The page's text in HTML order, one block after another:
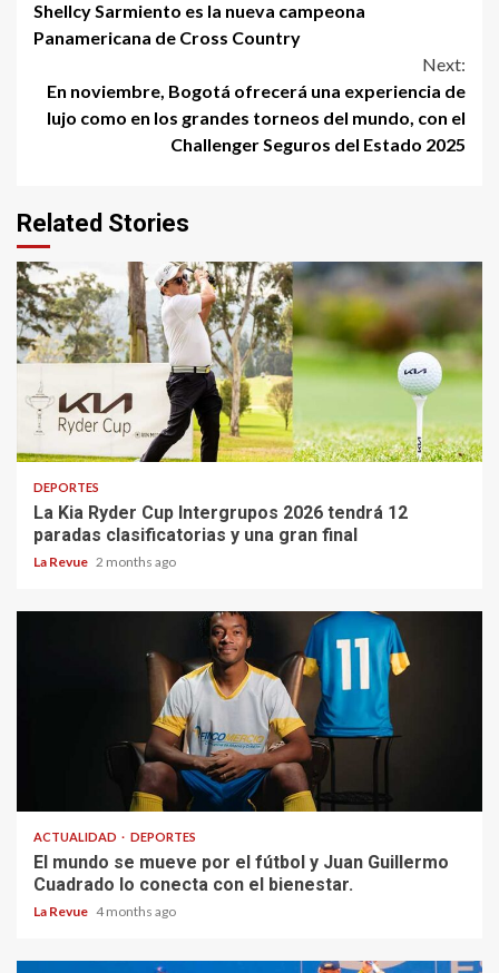
Reading
Shellcy Sarmiento es la nueva campeona
Panamericana de Cross Country
Next:
En noviembre, Bogotá ofrecerá una experiencia de
lujo como en los grandes torneos del mundo, con el
Challenger Seguros del Estado 2025
Related Stories
DEPORTES
La Kia Ryder Cup Intergrupos 2026 tendrá 12
paradas clasificatorias y una gran final
La Revue 2 months ago
ACTUALIDAD DEPORTES
El mundo se mueve por el fútbol y Juan Guillermo
Cuadrado lo conecta con el bienestar.
La Revue 4 months ago